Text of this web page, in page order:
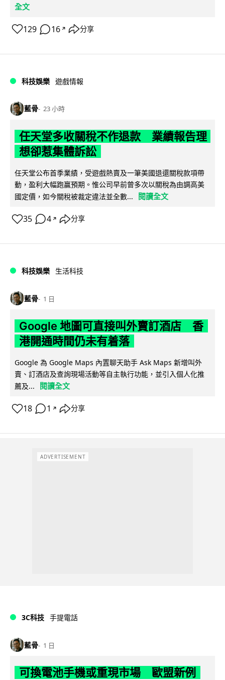
全文
129 16 ↗ 分享
科技娛樂 遊戲情報
藍骨 23 小時
任天堂多收關稅不作退款 業績報告理
想卻惹集體訴訟
任天堂公布首季業績，受遊戲熱賣及一筆美國退還關稅款項帶
動，盈利大幅跑贏預期。惟公司早前曾多次以關稅為由調高美
國定價，如今關稅被裁定違法並全數...
閱讀全文
35 4 ↗ 分享
科技娛樂 生活科技
藍骨 1 日
Google 地圖可直接叫外賣訂酒店 香
港開通時間仍未有着落
Google 為 Google Maps 內置聊天助手 Ask Maps 新增叫外
賣、訂酒店及查詢現場活動等自主執行功能，並引入個人化推
薦及...
閱讀全文
18 1 ↗ 分享
ADVERTISEMENT
3C科技 手提電話
藍骨 1 日
可換電池手機或重現市場 歐盟新例